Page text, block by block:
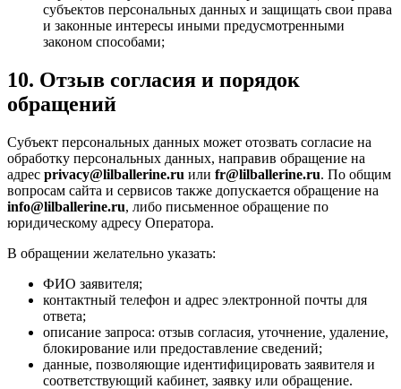
субъектов персональных данных и защищать свои права
и законные интересы иными предусмотренными
законом способами;
10. Отзыв согласия и порядок
обращений
Субъект персональных данных может отозвать согласие на
обработку персональных данных, направив обращение на
адрес privacy@lilballerine.ru или fr@lilballerine.ru. По общим
вопросам сайта и сервисов также допускается обращение на
info@lilballerine.ru, либо письменное обращение по
юридическому адресу Оператора.
В обращении желательно указать:
ФИО заявителя;
контактный телефон и адрес электронной почты для
ответа;
описание запроса: отзыв согласия, уточнение, удаление,
блокирование или предоставление сведений;
данные, позволяющие идентифицировать заявителя и
соответствующий кабинет, заявку или обращение.